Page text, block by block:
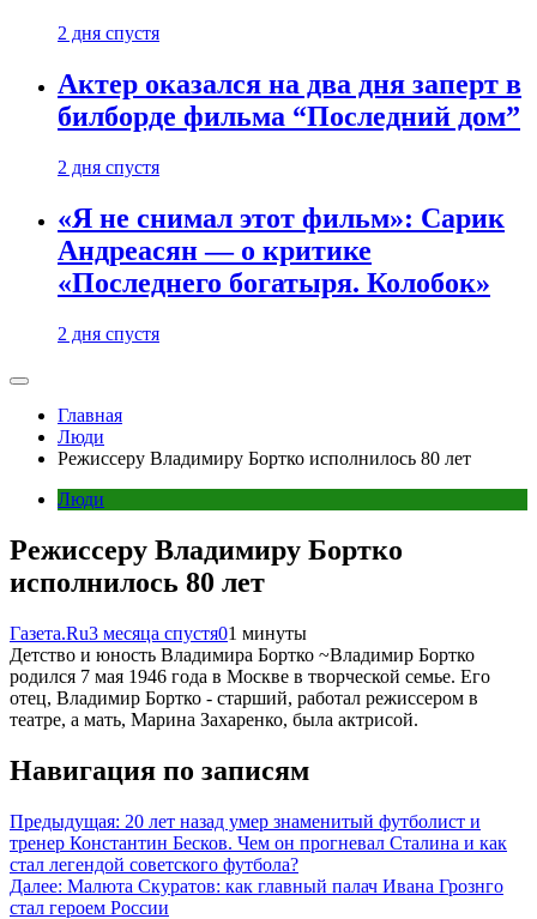
2 дня спустя
Актер оказался на два дня заперт в
билборде фильма “Последний дом”
2 дня спустя
«Я не снимал этот фильм»: Сарик
Андреасян — о критике
«Последнего богатыря. Колобок»
2 дня спустя
Главная
Люди
Режиссеру Владимиру Бортко исполнилось 80 лет
Люди
Режиссеру Владимиру Бортко
исполнилось 80 лет
Газета.Ru3 месяца спустя01 минуты
Детство и юность Владимира Бортко ~Владимир Бортко
родился 7 мая 1946 года в Москве в творческой семье. Его
отец, Владимир Бортко - старший, работал режиссером в
театре, а мать, Марина Захаренко, была актрисой.
Навигация по записям
Предыдущая: 20 лет назад умер знаменитый футболист и
тренер Константин Бесков. Чем он прогневал Сталина и как
стал легендой советского футбола?
Далее: Малюта Скуратов: как главный палач Ивана Грознго
стал героем России